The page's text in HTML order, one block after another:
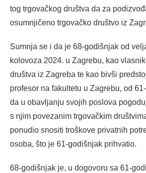
tog trgovačkog društva da za
osumnjičeno trgovačko društvo iz
Sumnja se i da je 68-godišnjak od
kolovoza 2024. u Zagrebu, kao
društva iz Zagreba te kao bivši
profesor na fakultetu u Zagrebu, od
da u obavljanju svojih poslova
s njim povezanim trgovačkim
ponudio snositi troškove privatnih
osoba, što je 61-godišnjak prihvatio.
68-godišnjak je, u dogovoru sa 61-